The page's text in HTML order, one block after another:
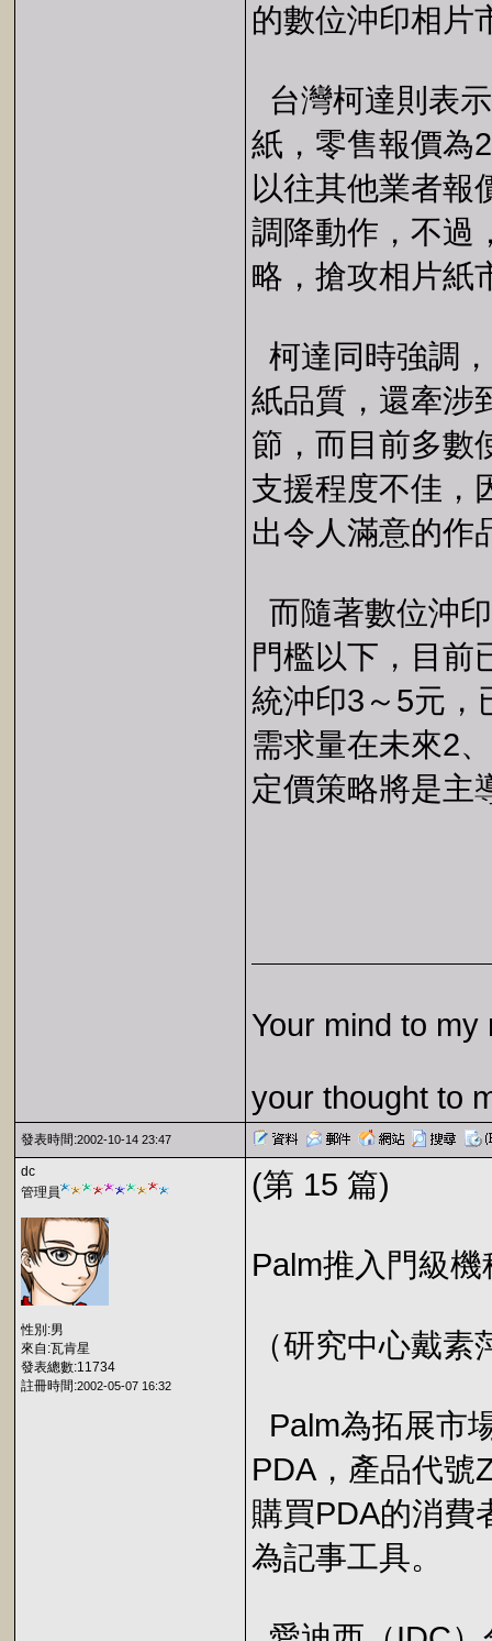
的數位沖印相片
台灣柯達則表
紙，零售報價為
以往其他業者報
調降動作，不過
略，搶攻相片紙
柯達同時強調
紙品質，還牽涉
節，而目前多數
支援程度不佳，
出令人滿意的作
而隨著數位沖
門檻以下，目前
統沖印3～5元，
需求量在未來2
定價策略將是主
Your mind to my
your thought to
發表時間:2002-10-14 23:47
dc
管理員
性別:男
來自:瓦肯星
發表總數:11734
註冊時間:2002-05-07 16:32
(第 15 篇)
Palm推入門級機
（研究中心戴
Palm為拓展市
PDA，產品代號
購買PDA的消費
為記事工具。